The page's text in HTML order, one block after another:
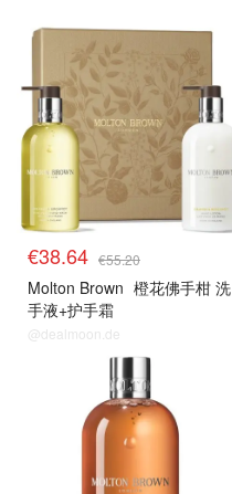
€38.64 €55.20
Molton Brown 橙花佛手柑 洗
手液+护手霜
@dealmoon.de